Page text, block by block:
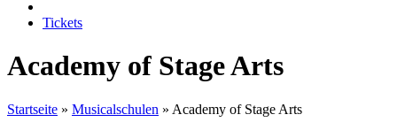
Tickets
Academy of Stage Arts
Startseite » Musicalschulen » Academy of Stage Arts